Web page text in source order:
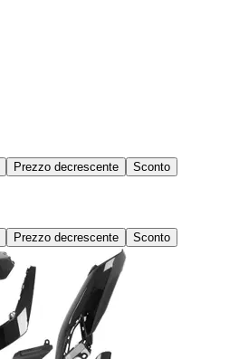
Prezzo decrescente Sconto
Prezzo decrescente Sconto